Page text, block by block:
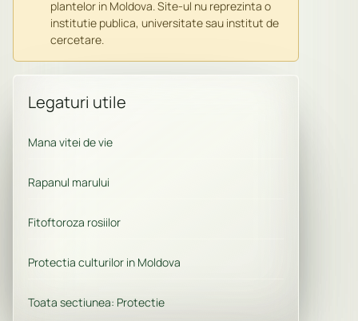
plantelor in Moldova. Site-ul nu reprezinta o
institutie publica, universitate sau institut de
cercetare.
Legaturi utile
Mana vitei de vie
Rapanul marului
Fitoftoroza rosiilor
Protectia culturilor in Moldova
Toata sectiunea: Protectie